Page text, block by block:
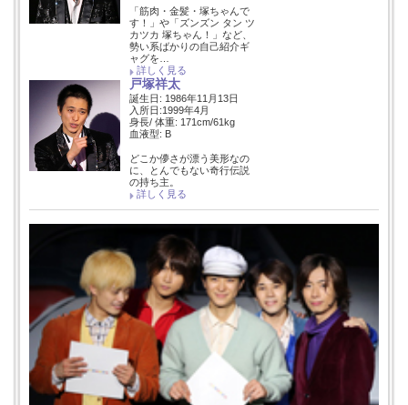
「筋肉・金髪・塚ちゃんで
す！」や「ズンズン タン ツ
カツカ 塚ちゃん！」など、
勢い系ばかりの自己紹介ギ
ャグを…
詳しく見る
戸塚祥太
誕生日: 1986年11月13日
入所日:1999年4月
身長/ 体重: 171cm/61kg
血液型: B
どこか儚さが漂う美形なの
に、とんでもない奇行伝説
の持ち主。
詳しく見る